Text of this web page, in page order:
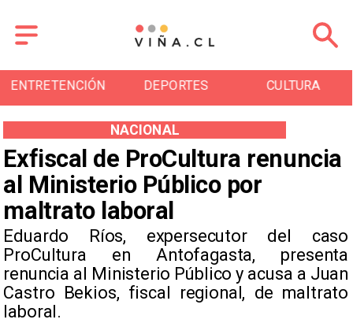
ENTRETENCIÓN DEPORTES CULTURA
Exfiscal de ProCultura renuncia
al Ministerio Público por
maltrato laboral
Eduardo Ríos, expersecutor del caso
ProCultura en Antofagasta, presenta
renuncia al Ministerio Público y acusa a Juan
Castro Bekios, fiscal regional, de maltrato
laboral.
NACIONAL